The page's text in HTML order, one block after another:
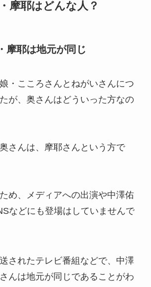
摩耶はどんな人？
摩耶は地元が同じ
・こころさんとねがいさんにつ
が、奥さんはどういった方なの
さんは、摩耶さんという方で
め、メディアへの出演や中澤佑
などにも登場はしていませんで
されたテレビ番組などで、中澤
んは地元が同じであることがわ